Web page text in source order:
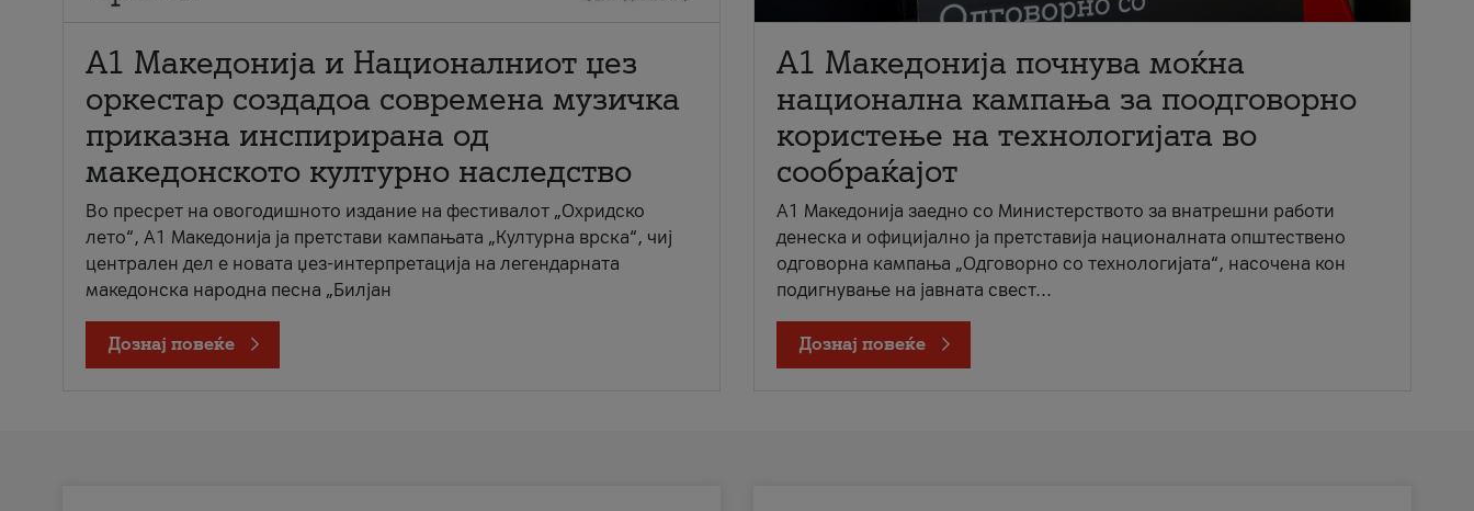
А1 Македонија и Националниот џез
оркестар создадоа современа музичка
приказна инспирирана од
македонското културно наследство
Во пресрет на овогодишното издание на фестивалот „Охридско
лето“, А1 Македонија ја претстави кампањата „Културна врска“, чиј
централен дел е новата џез-интерпретација на легендарната
македонска народна песна „Билјан
Дознај повеќе
A1 Македонија почнува моќна
национална кампања за поодговорно
користење на технологијата во
сообраќајот
A1 Македонија заедно со Министерството за внатрешни работи
денеска и официјално ја претставија националната општествено
одговорна кампања „Одговорно со технологијата“, насочена кон
подигнување на јавната свест...
Дознај повеќе